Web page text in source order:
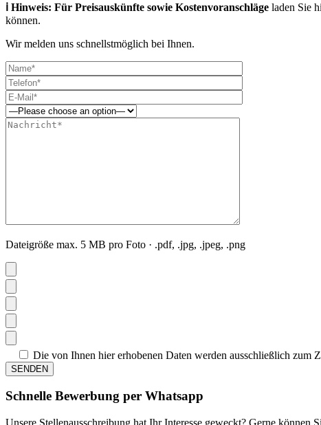
ℹ️ Hinweis: Für Preisauskünfte sowie Kostenvoranschläge laden Sie
können.
Wir melden uns schnellstmöglich bei Ihnen.
Dateigröße max. 5 MB pro Foto · .pdf, .jpg, .jpeg, .png
Die von Ihnen hier erhobenen Daten werden ausschließlich zum
Schnelle Bewerbung per Whatsapp